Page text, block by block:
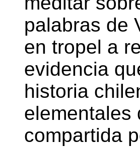
palabras de
en tropel a
evidencia
historia
elementales
compartida